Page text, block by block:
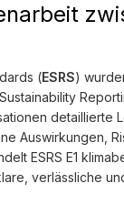
(ESRS)
detaillierte
Auswirkungen,
ESRS E1
verlässliche